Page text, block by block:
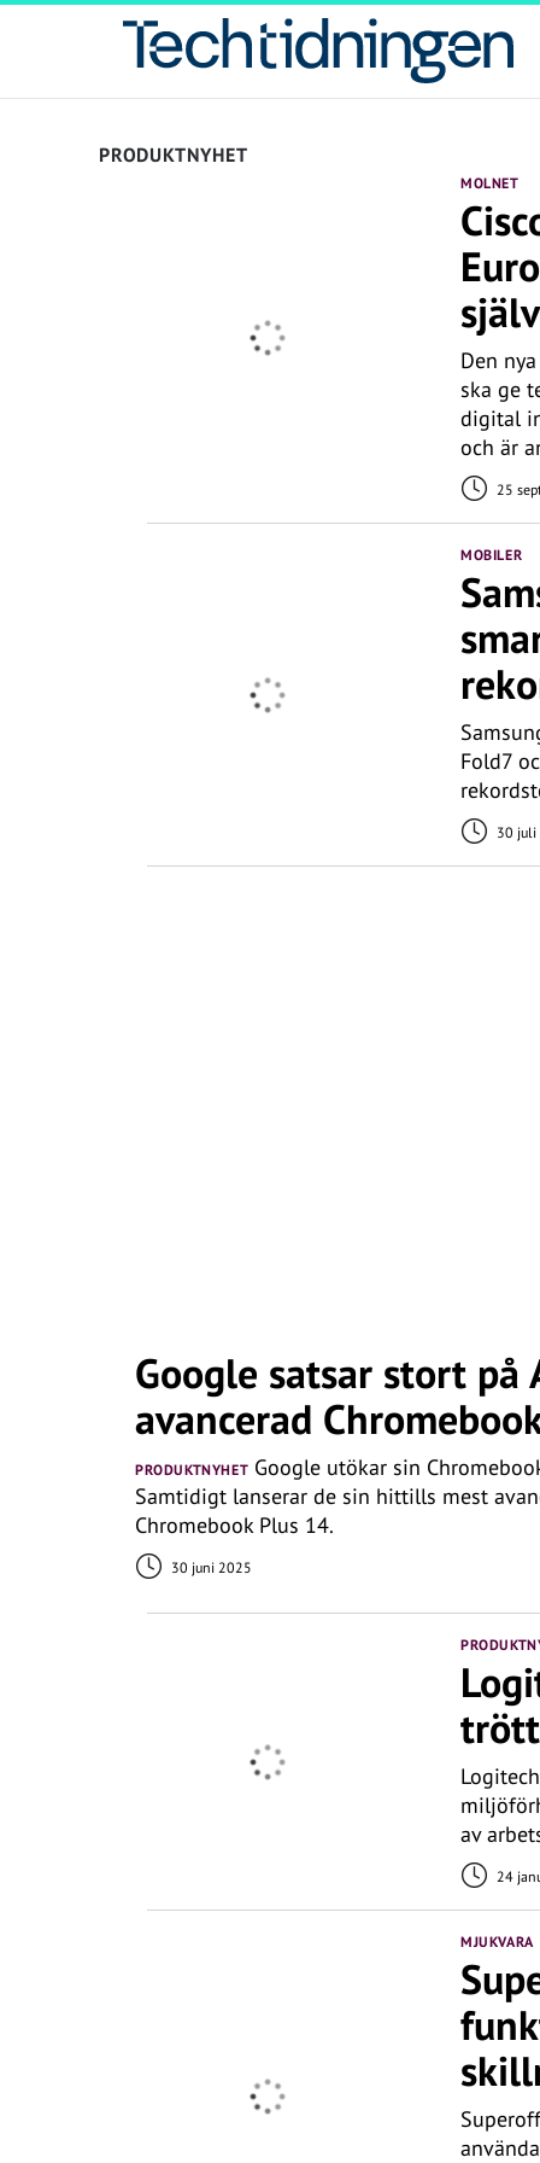
PRODUKTNYHET
MOLNET
Den
ska ge
digital
och är
25
MOBILER
Fold7
30 juli
Google satsar stort
avancerad
PRODUKTNYHET Google utökar sin
Samtidigt lanserar de sin hittills mest
Chromebook Plus 14.
30 juni 2025
av
24
MJUKVARA